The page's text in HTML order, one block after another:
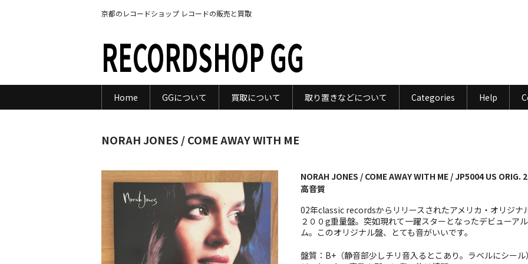
京都のレコードショップ レコードの販売と買取
RECORDSHOP GG
Home GGについて 買取について 取り置きなどについて Categories Help
NORAH JONES / COME AWAY WITH ME
NORAH JONES / COME AWAY WITH ME / JP5004 US ORIG.
高音質
02年classic recordsからリリースされたアメリカ・オリジナ
２００g重量盤。突如現れて一躍スターとなったデビューア
ム。このオリジナル盤、とても音がいいです。
盤質：B+（静音部少しチリ音入るとこあり。ラベルにシール